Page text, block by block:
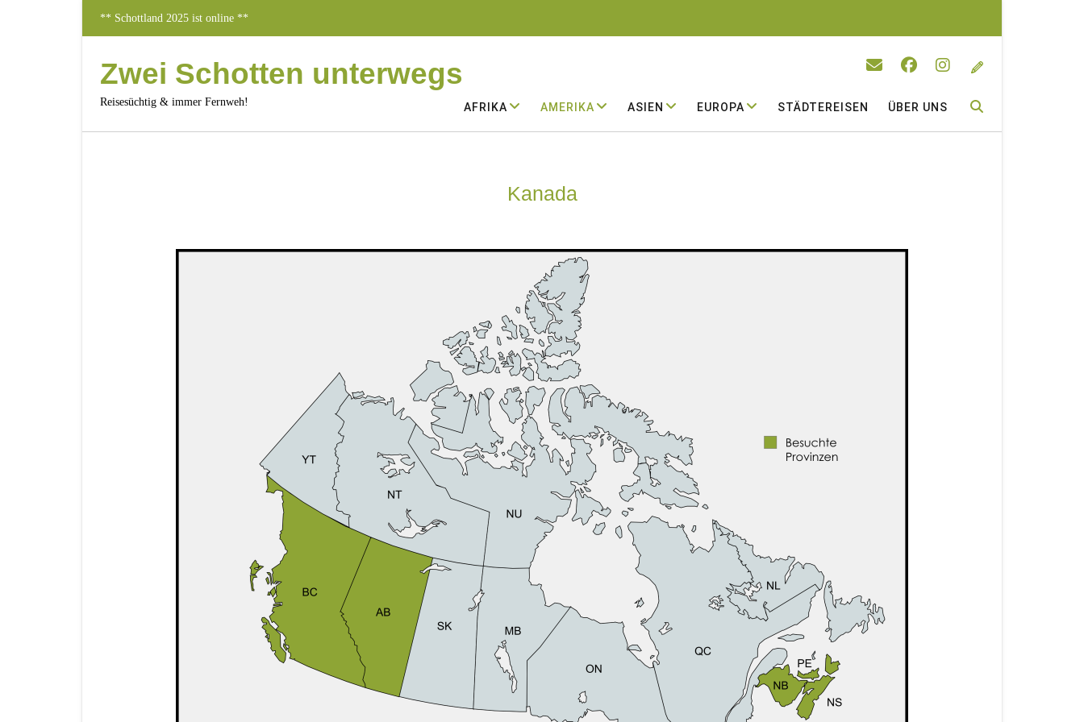
** Schottland 2025 ist online **
Zwei Schotten unterwegs
Reisesüchtig & immer Fernweh! AFRIKA AMERIKA ASIEN EUROPA STÄDTEREISEN ÜBER UNS
Kanada